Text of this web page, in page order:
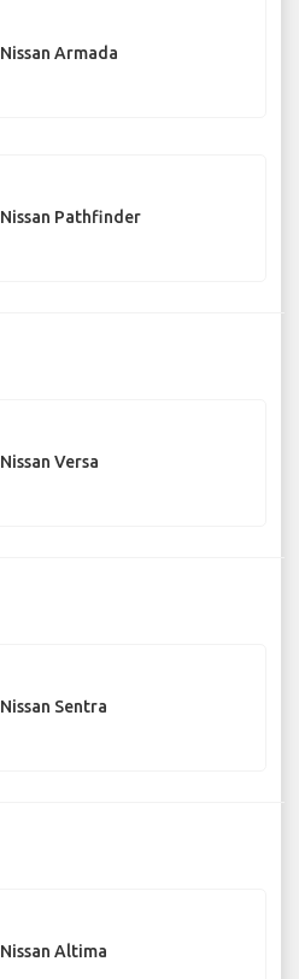
Nissan Armada
Nissan Pathfinder
Nissan Versa
Nissan Sentra
Nissan Altima